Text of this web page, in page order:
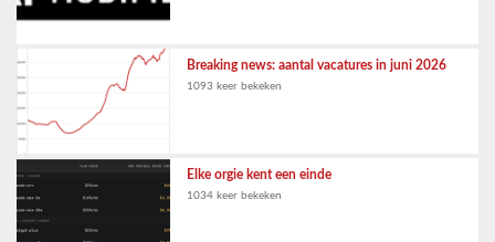
Breaking news: aantal vacatures in juni 2026
1093 keer bekeken
Elke orgie kent een einde
1034 keer bekeken